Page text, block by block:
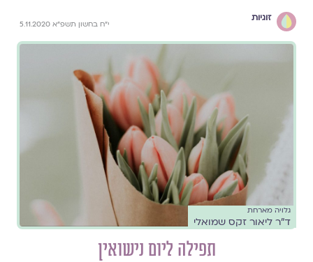
זוגיות
י״ח בחשון תשפ״א 5.11.2020
גלויה מארחת
ד"ר ליאור זקס שמואלי
תפילה ליום נישואין